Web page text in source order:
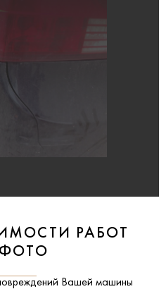
РАБОТ
Вашей машины